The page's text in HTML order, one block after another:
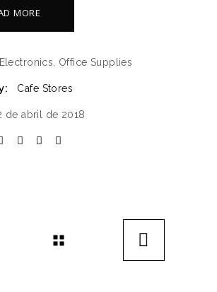
MORE
Electronics, Office Supplies
Cafe Stores
de abril de 2018